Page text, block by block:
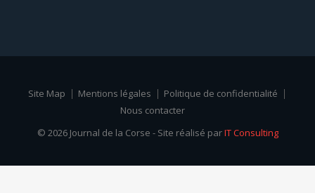
Site Map Mentions légales
Politique de confidentialité
Nous contacter
© 2026 Journal de la Corse - Site réalisé parIT Consulting